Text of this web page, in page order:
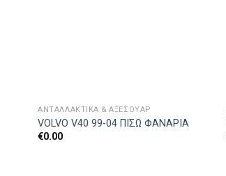
ΑΝΤΑΛΛΑΚΤΙΚΑ & ΑΞΕΣΟΥΆΡ
VOLVO V40 99-04 ΠΙΣΩ ΦΑΝΑΡΙΑ
€0.00